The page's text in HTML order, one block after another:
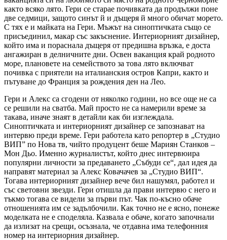
както всяко лято. Гери се старае почивката да продължи поне
две седмици, защото синът й и дъщеря й много обичат морето.
С тях е и майката на Гери. Мъжът на синоптичката също се
присъединил, макар със закъснение. Интериорният дизайнер,
който има и пораснала дъщеря от предишна връзка, е доста
ангажиран в делничните дни. Освен ваканция край родното
море, плановете на семейството за това лято включват
почивка с приятели на италианския остров Капри, както и
пътуване до Франция за рождения ден на Лео.
Гери и Алекс са сгодени от няколко години, но все още не са
се решили на сватба. Май просто не са намерили време за
такава, иначе знаят в детайли как би изглеждала.
Синоптичката и интериорният дизайнер се запознават на
интервю преди време. Гери работела като репортер в „Студио
ВИП” по Нова тв, чийто продуцент беше Мариян Станков –
Мон Дьо. Именно журналистът, който днес интервюира
популярни личности за предаването „Събуди се“, дал идея да
направят материал за Алекс Ковачачев за „Студио ВИП“.
Тогава интериорният дизайнер вече бил нашумял, работел и
със световни звезди. Гери отишла да прави интервю с него и
тъкмо тогава се видели за първи път. Чак по-късно обаче
отношенията им се задълбочили. Как точно не е ясно, понеже
моделката не е споделяла. Казвала е обаче, когато започнали
да излизат на срещи, осъзнала, че отдавна има телефонния
номер на интериорния дизайнер.